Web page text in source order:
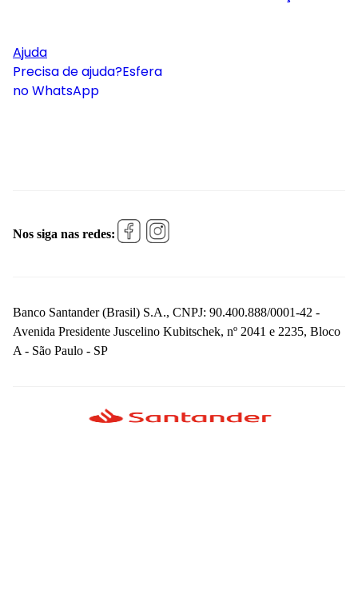
Ajuda
Precisa de ajuda?Esfera
no WhatsApp
Nos siga nas redes:
Banco Santander (Brasil) S.A., CNPJ: 90.400.888/0001-42 -
Avenida Presidente Juscelino Kubitschek, nº 2041 e 2235, Bloco
A - São Paulo - SP